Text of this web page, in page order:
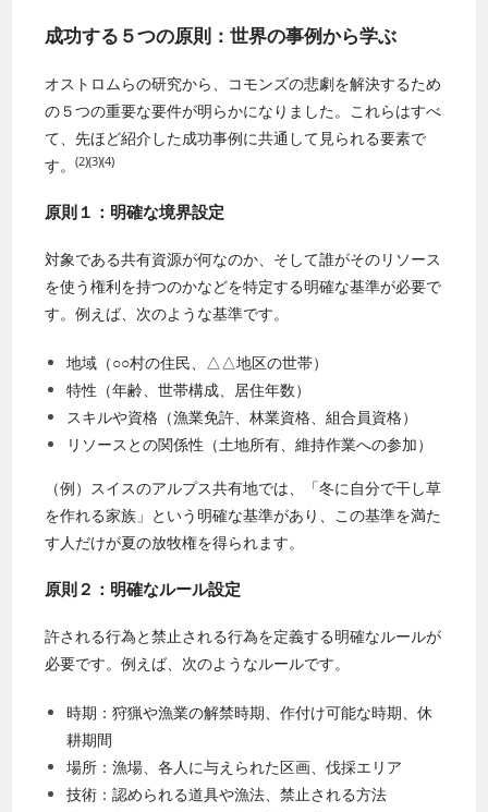
成功する５つの原則：世界の事例から学ぶ
オストロムらの研究から、コモンズの悲劇を解決するため
の５つの重要な要件が明らかになりました。これらはすべ
て、先ほど紹介した成功事例に共通して見られる要素で
す。(2)(3)(4)
原則１：明確な境界設定
対象である共有資源が何なのか、そして誰がそのリソース
を使う権利を持つのかなどを特定する明確な基準が必要で
す。例えば、次のような基準です。
地域（○○村の住民、△△地区の世帯）
特性（年齢、世帯構成、居住年数）
スキルや資格（漁業免許、林業資格、組合員資格）
リソースとの関係性（土地所有、維持作業への参加）
（例）スイスのアルプス共有地では、「冬に自分で干し草
を作れる家族」という明確な基準があり、この基準を満た
す人だけが夏の放牧権を得られます。
原則２：明確なルール設定
許される行為と禁止される行為を定義する明確なルールが
必要です。例えば、次のようなルールです。
時期：狩猟や漁業の解禁時期、作付け可能な時期、休
耕期間
場所：漁場、各人に与えられた区画、伐採エリア
技術：認められる道具や漁法、禁止される方法